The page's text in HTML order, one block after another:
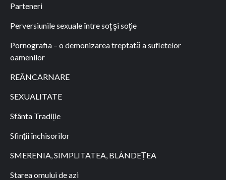
Parteneri
Perversiunile sexuale între soţ şi soţie
Pornografia – o demonizarea treptată a sufletelor
oamenilor
REÂNCARNARE
SEXUALITATE
Sfânta Tradiție
Sfinții închisorilor
SMERENIA, SIMPLITATEA, BLÂNDEȚEA
Starea omului de azi